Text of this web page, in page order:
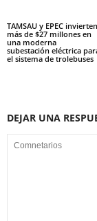
TAMSAU y EPEC invierten
más de $27 millones en
una moderna
subestación eléctrica
el sistema de trolebuses
DEJAR UNA